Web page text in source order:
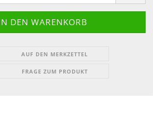
AUF DEN MERKZETTEL
FRAGE ZUM PRODUKT